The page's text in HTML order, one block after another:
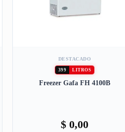
DESTACADO
399 LITROS
Freezer Gafa FH 4100B
$0,00